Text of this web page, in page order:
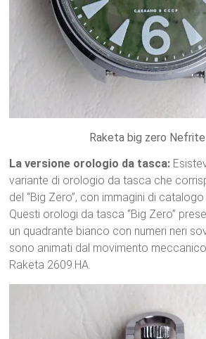
Raketa big zero
La versione orologio da tasca:
variante di orologio da tasca che
del “Big Zero”, con immagini di
Questi orologi da tasca “Big Zero”
un quadrante bianco con numeri neri
sono animati dal movimento
Raketa 2609.HA.